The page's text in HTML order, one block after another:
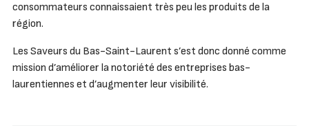
consommateurs connaissaient très peu les produits de la
région.
Les Saveurs du Bas-Saint-Laurent s’est donc donné comme
mission d’améliorer la notoriété des entreprises bas-
laurentiennes et d’augmenter leur visibilité.